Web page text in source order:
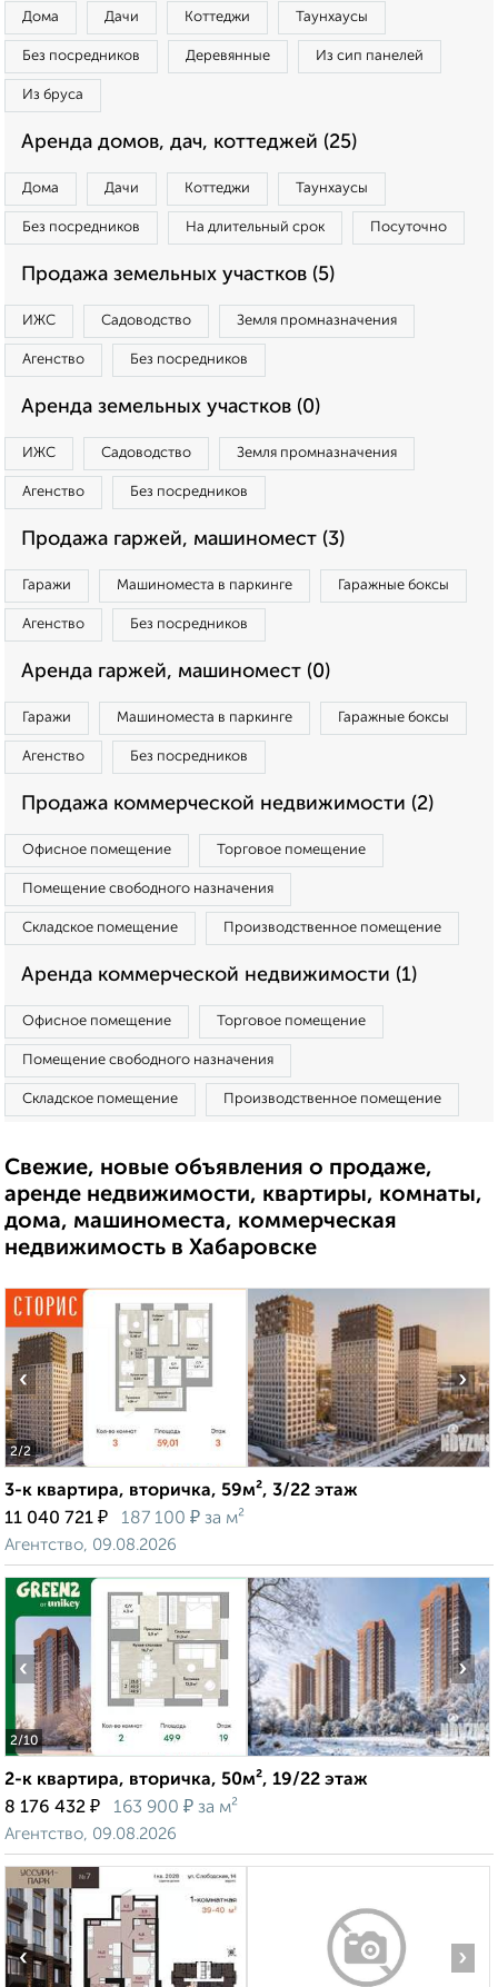
Дома Дачи Коттеджи Таунхаусы
Без посредников Деревянные Из сип панелей
Из бруса
Аренда домов, дач, коттеджей (25)
Дома Дачи Коттеджи Таунхаусы
Без посредников На длительный срок Посуточно
Продажа земельных участков (5)
ИЖС Садоводство Земля промназначения
Агенство Без посредников
Аренда земельных участков (0)
ИЖС Садоводство Земля промназначения
Агенство Без посредников
Продажа гаржей, машиномест (3)
Гаражи Машиноместа в паркинге Гаражные боксы
Агенство Без посредников
Аренда гаржей, машиномест (0)
Гаражи Машиноместа в паркинге Гаражные боксы
Агенство Без посредников
Продажа коммерческой недвижимости (2)
Офисное помещение Торговое помещение
Помещение свободного назначения
Складское помещение Производственное помещение
Аренда коммерческой недвижимости (1)
Офисное помещение Торговое помещение
Помещение свободного назначения
Складское помещение Производственное помещение
Свежие, новые объявления о продаже,
аренде недвижимости, квартиры, комнаты,
дома, машиноместа, коммерческая
недвижимость в Хабаровске
2/2
‹ ›
3-к квартира, вторичка, 59м², 3/22 этаж
11 040 721 ₽ 187 100 ₽ за м²
Агентство, 09.08.2026
2/10
‹ ›
2-к квартира, вторичка, 50м², 19/22 этаж
8 176 432 ₽ 163 900 ₽ за м²
Агентство, 09.08.2026
‹ ›